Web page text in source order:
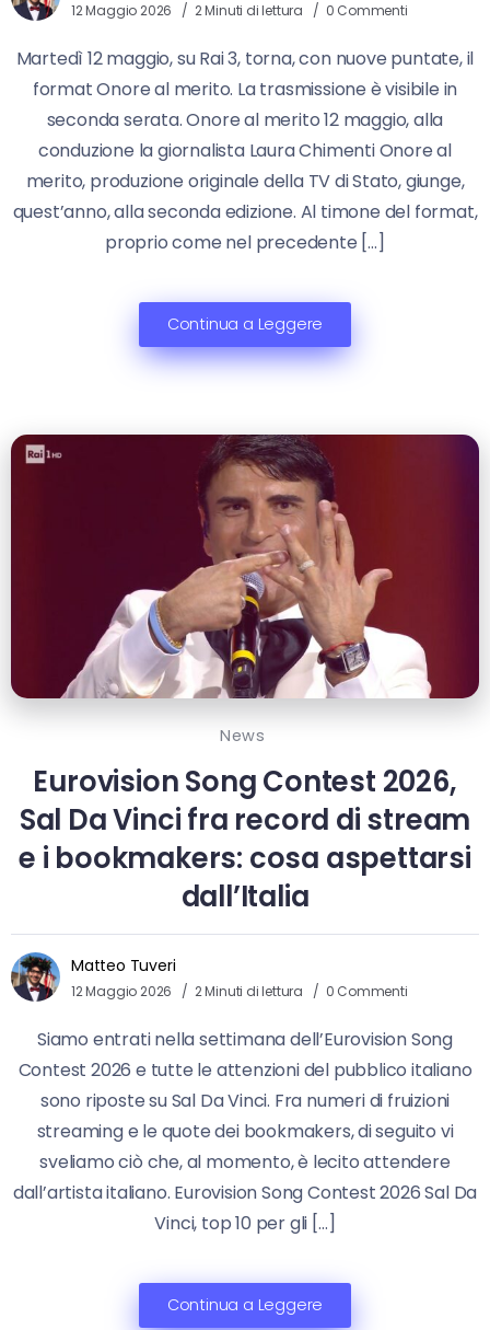
12 Maggio 2026 2 Minuti di lettura 0 Commenti
Martedì 12 maggio, su Rai 3, torna, con nuove puntate, il
format Onore al merito. La trasmissione è visibile in
seconda serata. Onore al merito 12 maggio, alla
conduzione la giornalista Laura Chimenti Onore al
merito, produzione originale della TV di Stato, giunge,
quest’anno, alla seconda edizione. Al timone del format,
proprio come nel precedente […]
Continua a Leggere
News
Eurovision Song Contest 2026,
Sal Da Vinci fra record di stream
e i bookmakers: cosa aspettarsi
dall’Italia
Matteo Tuveri
12 Maggio 2026 2 Minuti di lettura 0 Commenti
Siamo entrati nella settimana dell’Eurovision Song
Contest 2026 e tutte le attenzioni del pubblico italiano
sono riposte su Sal Da Vinci. Fra numeri di fruizioni
streaming e le quote dei bookmakers, di seguito vi
sveliamo ciò che, al momento, è lecito attendere
dall’artista italiano. Eurovision Song Contest 2026 Sal Da
Vinci, top 10 per gli […]
Continua a Leggere